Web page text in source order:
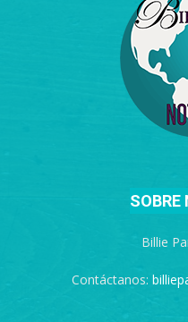
SOBRE
Billie
Contáctanos: